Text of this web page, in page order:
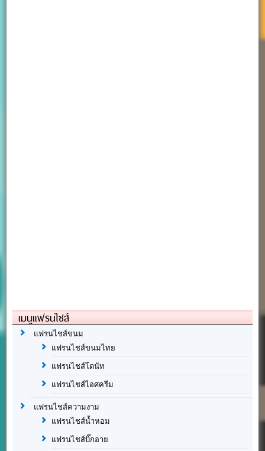
เมนูแฟรนไชส์
แฟรนไชส์ขนม
แฟรนไชส์ขนมไทย
แฟรนไชส์โดนัท
แฟรนไชส์ไอศครีม
แฟรนไชส์ความงาม
แฟรนไชส์น้ำหอม
แฟรนไชส์บิ๊กอาย